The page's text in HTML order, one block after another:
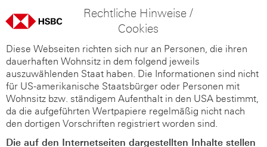
Rechtliche Hinweise /
Cookies
Diese Webseiten richten sich nur an Personen, die ihren
dauerhaften Wohnsitz in dem folgend jeweils
auszuwählenden Staat haben. Die Informationen sind nicht
für US-amerikanische Staatsbürger oder Personen mit
Wohnsitz bzw. ständigem Aufenthalt in den USA bestimmt,
da die aufgeführten Wertpapiere regelmäßig nicht nach
den dortigen Vorschriften registriert worden sind.
Die auf den Internetseiten dargestellten Inhalte stellen